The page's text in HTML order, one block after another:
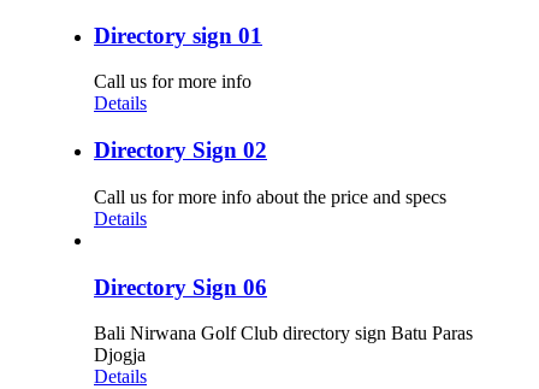
Directory sign 01
Call us for more info
Details
Directory Sign 02
Call us for more info about the price and specs
Details
Directory Sign 06
Bali Nirwana Golf Club directory sign Batu Paras
Djogja
Details